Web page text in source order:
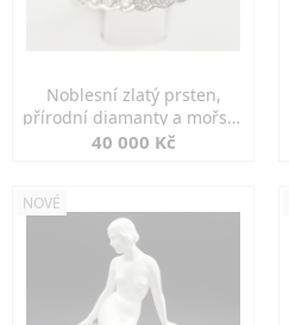
Noblesní zlatý prsten,
přírodní diamanty a mořské
perly
40 000 Kč
NOVÉ